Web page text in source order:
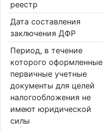
реестр
Дата составления
заключения ДФР
Период, в течение
которого оформленные
первичные учетные
документы для целей
налогообложения не
имеют юридической
силы